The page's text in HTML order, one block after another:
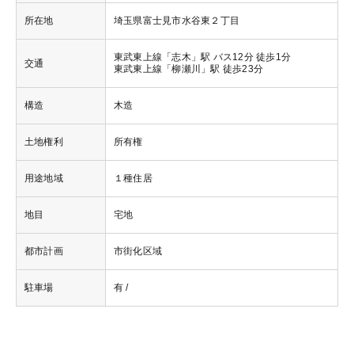
所在地 埼玉県富士見市水谷東２丁目
交通
東武東上線「志木」駅 バス12分 徒歩1分
東武東上線「柳瀬川」駅 徒歩23分
構造 木造
土地権利 所有権
用途地域 １種住居
地目 宅地
都市計画 市街化区域
駐車場 有 /